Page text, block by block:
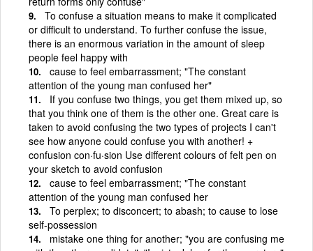
To confuse a situation means to make it complicated
or difficult to understand. To further confuse the issue,
there is an enormous variation in the amount of sleep
people feel happy with
cause to feel embarrassment; "The constant
attention of the young man confused her"
If you confuse two things, you get them mixed up, so
that you think one of them is the other one. Great care is
taken to avoid confusing the two types of projects I can't
see how anyone could confuse you with another! +
confusion con·fu·sion Use different colours of felt pen on
your sketch to avoid confusion
cause to feel embarrassment; "The constant
attention of the young man confused her
To perplex; to disconcert; to abash; to cause to lose
self-possession
mistake one thing for another; "you are confusing me